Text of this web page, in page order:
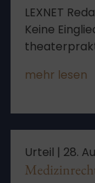
LEXNET
Keine
mehr lesen
Urteil | 28.